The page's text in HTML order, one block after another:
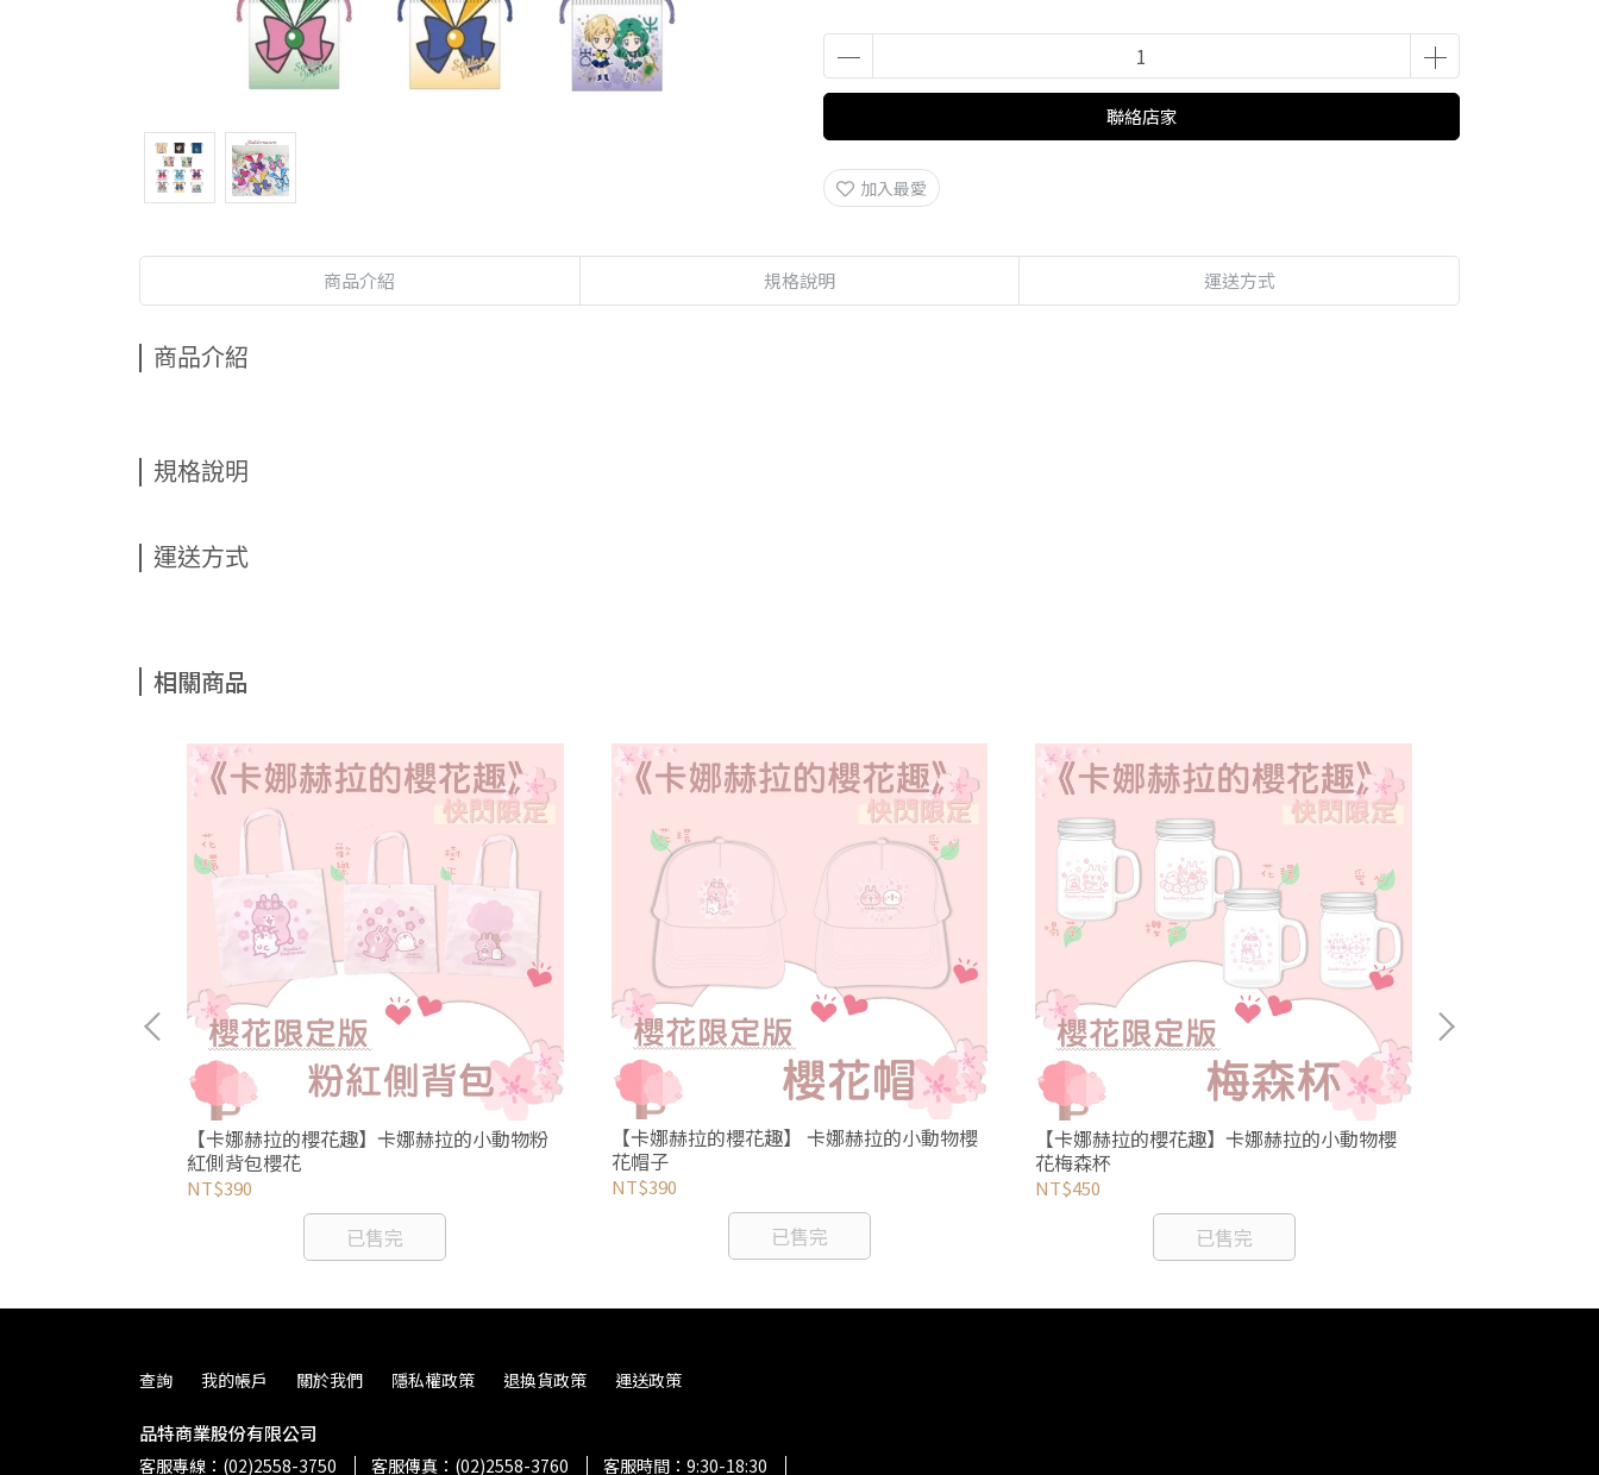
聯絡店家
加入最愛
商品介紹 規格說明 運送方式
商品介紹
規格說明
運送方式
相關商品
【卡娜赫拉的櫻花趣】卡娜赫拉的小動物粉
紅側背包櫻花
NT$390
已售完
【卡娜赫拉的櫻花趣】 卡娜赫拉的小動物櫻
花帽子
NT$390
已售完
【卡娜赫拉的櫻花趣】卡娜赫拉的小動物櫻
花梅森杯
NT$450
已售完
查詢 我的帳戶 關於我們 隱私權政策 退換貨政策 運送政策
品特商業股份有限公司
客服專線：(02)2558-3750 客服傳真：(02)2558-3760 客服時間：9:30-18:30